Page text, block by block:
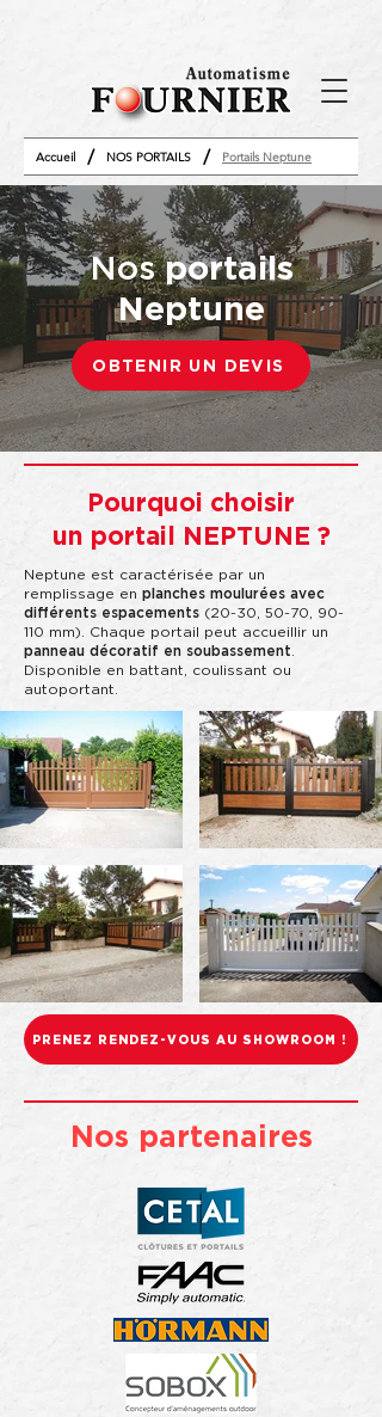
Accueil / NOS PORTAILS / Portails Neptune
Nosportails
Neptune
OBTENIR UN DEVIS
Pourquoi choisir
un portail NEPTUNE ?
Neptune est caractérisée par un
remplissage en planches moulurées avec
différents espacements (20-30, 50-70, 90-
110 mm). Chaque portail peut accueillir un
panneau décoratif en soubassement.
Disponible en battant, coulissant ou
autoportant.
PRENEZ RENDEZ-VOUS AU SHOWROOM !
Nos partenaires